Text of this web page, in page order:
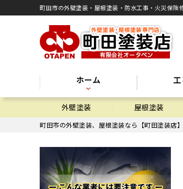
町田市の外壁塗装・屋根塗装・防水工事・火災保険
ホーム
外壁塗装 屋根塗装
町田市の外壁塗装、屋根塗装なら【町田塗装店】